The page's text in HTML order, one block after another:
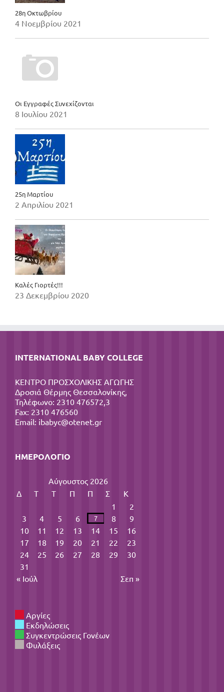
28η Οκτωβρίου
4 Νοεμβρίου 2021
Οι Εγγραφές Συνεχίζονται
8 Ιουλίου 2021
25η Μαρτίου
2 Απριλίου 2021
Καλές Γιορτές!!!
23 Δεκεμβρίου 2020
INTERNATIONAL BABY COLLEGE
ΚΕΝΤΡΟ ΠΡΟΣΧΟΛΙΚΗΣ ΑΓΩΓΗΣ
Δροσιά Θέρμης Θεσσαλονίκης,
Τηλέφωνο: 2310 476572,3
Fax: 2310 476560
Email: ibabyc@otenet.gr
ΗΜΕΡΟΛΌΓΙΟ
Αύγουστος 2026
Δ
Τ Τ Π Π Σ
Κ
1
2
3
4 5 6 7 8
9
10
11 12 13 14 15
16
17
18 19 20 21 22
23
24
25 26 27 28 29
30
31
« Ιούλ
Σεπ »
Αργίες
Εκδηλώσεις
Συγκεντρώσεις Γονέων
Φυλάξεις